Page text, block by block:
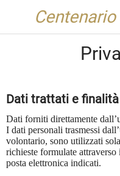
Dati trattati e finalità
Dati forniti direttamente
I dati personali trasmessi
volontario, sono utilizzati
richieste formulate
posta elettronica indicati.